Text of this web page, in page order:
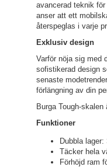
avancerad teknik
anser att ett
återspeglas i varje
Exklusiv design
Varför nöja sig med
sofistikerad design
senaste
förlängning av din
Burga Tough-
Funktioner
Dubbla
Täcker hela
Förhöjd ram